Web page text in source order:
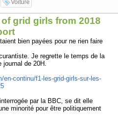
Voiture
grid girls from 2018
bien payées pour ne rien faire
Je regrette le temps de la
journal de 20H.
continu/f1-les-grid-girls-sur-les-
par la BBC, se dit elle
minorité pour être politiquement